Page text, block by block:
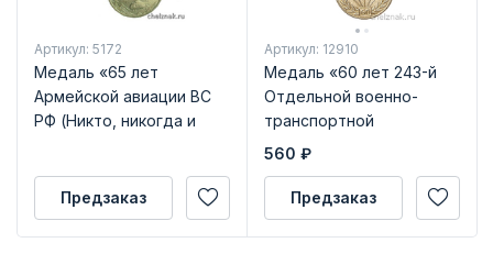
Артикул: 5172
Медаль «65 лет
Армейской авиации ВС
РФ (Никто, никогда и
Предзаказ
Артикул: 12910
Медаль «60 лет 243-й
Отдельной военно-
транспортной
авиационной эскадрилье
560 ₽
Предзаказ